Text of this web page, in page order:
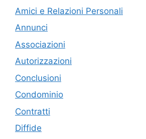
Amici e Relazioni Personali
Annunci
Associazioni
Autorizzazioni
Conclusioni
Condominio
Contratti
Diffide